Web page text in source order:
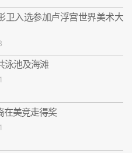
卫入选参加卢浮宫世界美术大
泳池及海滩
在美竞走得奖